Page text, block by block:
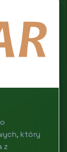
który
z